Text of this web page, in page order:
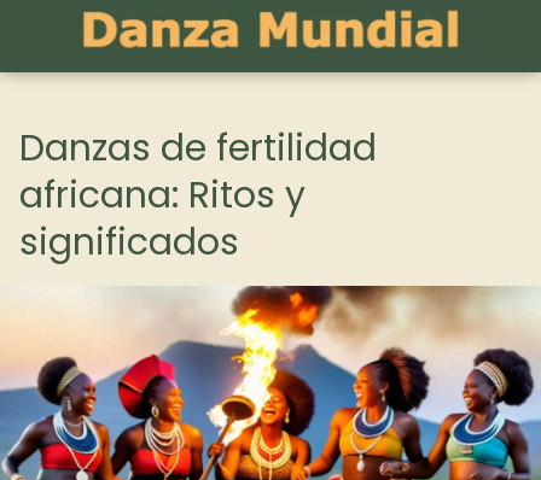
Danzas de fertilidad
africana: Ritos y
significados